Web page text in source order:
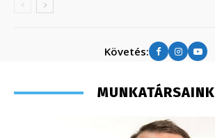
Követés:
MUNKATÁRSAINK